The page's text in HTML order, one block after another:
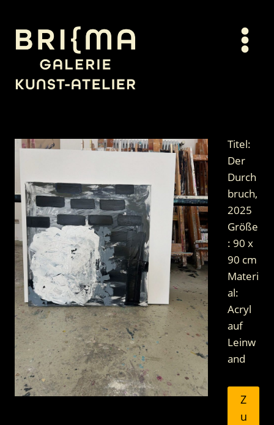
springen
Titel:
Der
Durch
bruch,
2025
Größe
: 90 x
90 cm
Materi
al:
Acryl
auf
Leinw
and
Z
u